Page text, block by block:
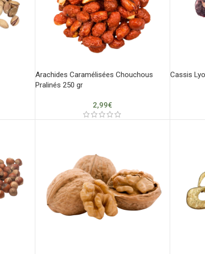
Arachides Caramélisées Chouchous
Pralinés 250 gr
2,99€
Cassis